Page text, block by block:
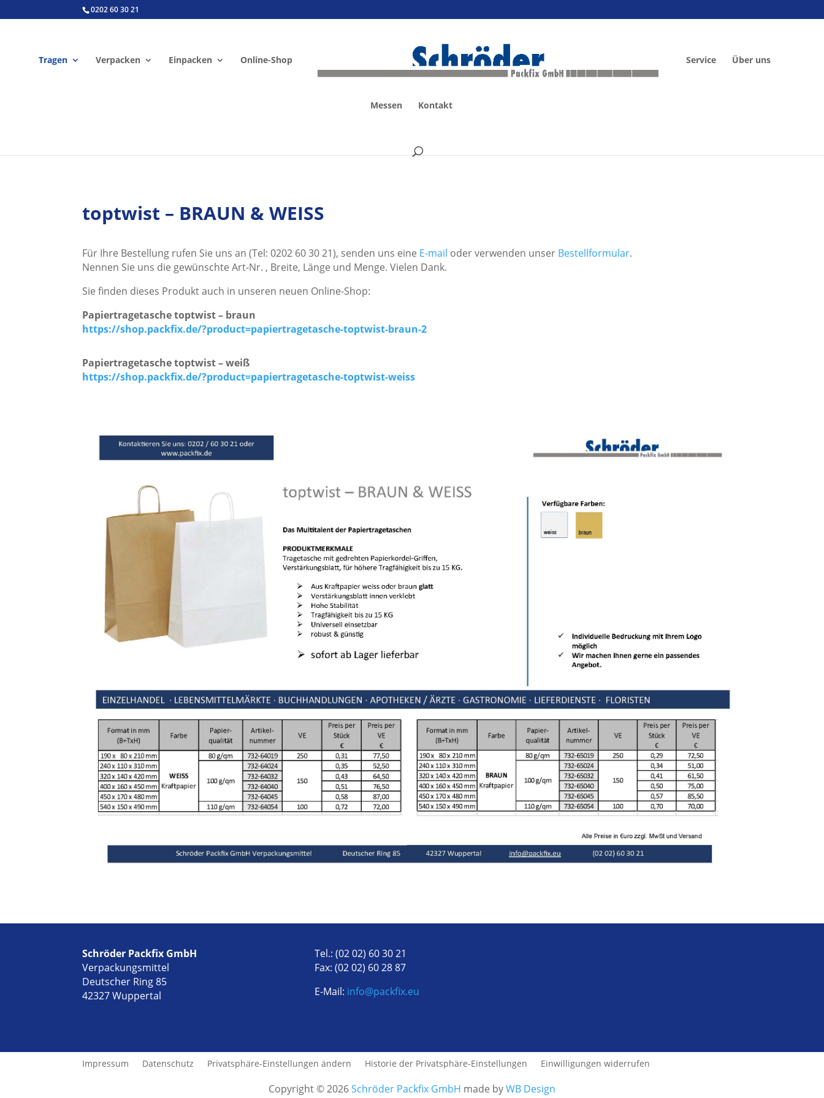
0202 60 30 21
Tragen Verpacken Einpacken Online-Shop Service Über uns
Messen Kontakt
toptwist – BRAUN & WEISS
Für Ihre Bestellung rufen Sie uns an (Tel: 0202 60 30 21), senden uns eine E-mail oder verwenden unser Bestellformular.
Nennen Sie uns die gewünschte Art-Nr. , Breite, Länge und Menge. Vielen Dank.
Sie finden dieses Produkt auch in unseren neuen Online-Shop:
Papiertragetasche toptwist – braun
https://shop.packfix.de/?product=papiertragetasche-toptwist-braun-2
Papiertragetasche toptwist – weiß
https://shop.packfix.de/?product=papiertragetasche-toptwist-weiss
Schröder Packfix GmbH
Verpackungsmittel
Deutscher Ring 85
42327 Wuppertal
Tel.: (02 02) 60 30 21
Fax: (02 02) 60 28 87
E-Mail: info@packfix.eu
Impressum Datenschutz Privatsphäre-Einstellungen ändern Historie der Privatsphäre-Einstellungen Einwilligungen widerrufen
Copyright © 2026Schröder Packfix GmbH made byWB Design